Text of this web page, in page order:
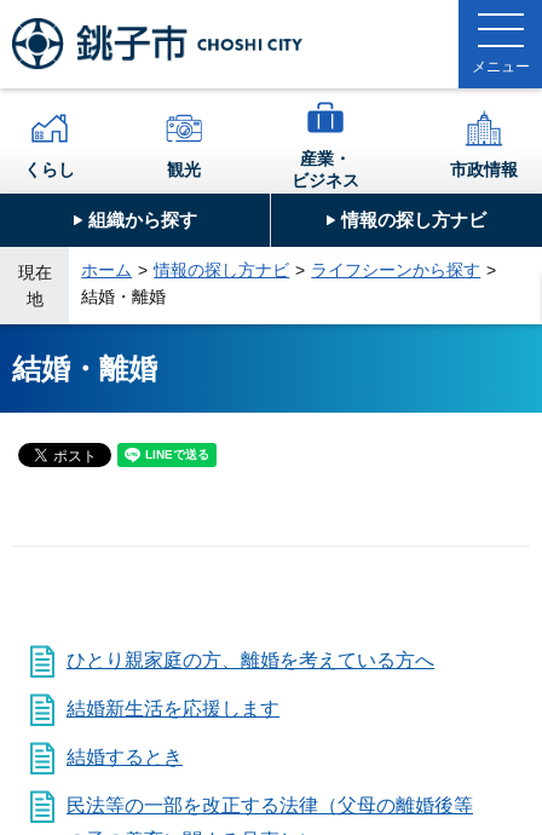
組織から探す 情報の探し方ナビ
くらし 観光
産業・
ビジネス
市政情報
現在
地
ホーム 情報の探し方ナビ
ライフシーンから探す
結婚・離婚
結婚・離婚
ひとり親家庭の方、離婚を考えている方へ
結婚新生活を応援します
結婚するとき
民法等の一部を改正する法律（父母の離婚後等